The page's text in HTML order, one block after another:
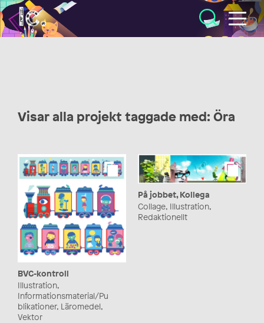
Illustratörcentrum
Visar alla projekt taggade med: Öra
BVC-kontroll
Illustration,
Informationsmaterial/Pu
blikationer, Läromedel,
Vektor
På jobbet, Kollega
Collage, Illustration,
Redaktionellt